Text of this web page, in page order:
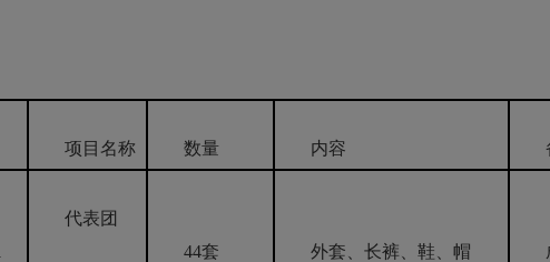
项目名称 数量 内容
代表团
44套 外套、长裤、鞋、帽